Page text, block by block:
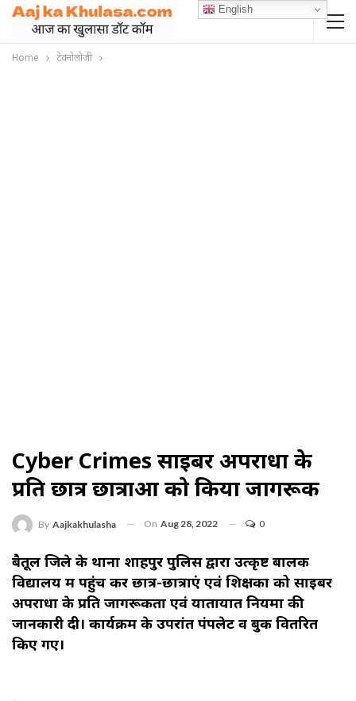
Home टेक्नोलोजी
Cyber ​​crimes साइबर अपराधों के
प्रति छात्र छात्राओं को किया जागरूक
By Aajkakhulasha On Aug 28, 2022 0
बैतूल जिले के थाना शाहपुर पुलिस द्वारा उत्कृष्ट बालक
विद्यालय में पहुंच कर छात्र-छात्राएं एवं शिक्षकों को साइबर
अपराधों के प्रति जागरूकता एवं यातायात नियमों की
जानकारी दी। कार्यक्रम के उपरांत पंपलेट व बुक वितरित
किए गए।
English